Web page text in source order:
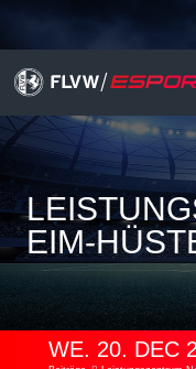
EIM-
WE. 20. DEC